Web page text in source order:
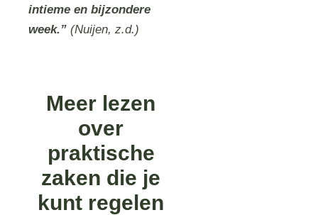
intieme en bijzondere
week.” (Nuijen, z.d.)
Meer lezen
over
praktische
zaken die je
kunt regelen